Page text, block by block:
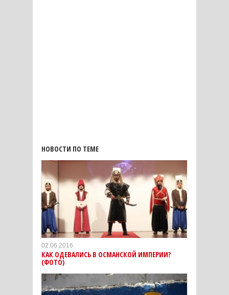
НОВОСТИ ПО ТЕМЕ
02.06.2016
КАК ОДЕВАЛИСЬ В ОСМАНСКОЙ ИМПЕРИИ?
(ФОТО)